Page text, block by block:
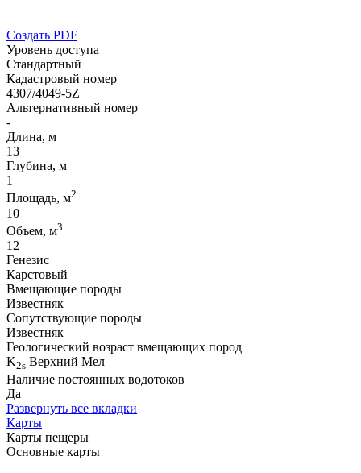
Создать PDF
Уровень доступа
Стандартный
Кадастровый номер
4307/4049-5Z
Альтернативный номер
-
Длина, м
13
Глубина, м
1
Площадь, м2
10
Объем, м3
12
Генезис
Карстовый
Вмещающие породы
Известняк
Сопутствующие породы
Известняк
Геологический возраст вмещающих пород
K2s Верхний Мел
Наличие постоянных водотоков
Да
Развернуть все вкладки
Карты
Карты пещеры
Основные карты